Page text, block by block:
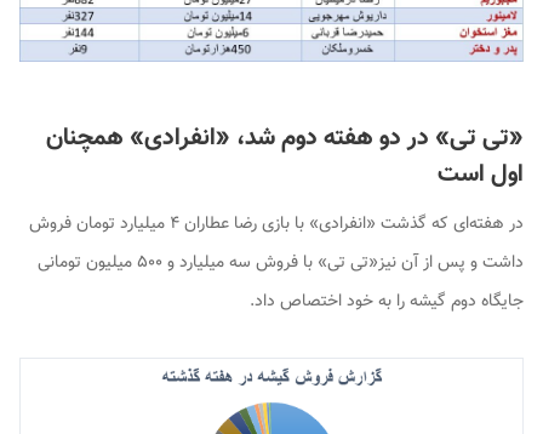
«تی تی» در دو هفته دوم شد، «انفرادی» همچنان
اول است
در هفته‌ای که گذشت «انفرادی» با بازی رضا عطاران ۴ میلیارد تومان فروش
داشت و پس از آن نیز«تی تی» با فروش سه میلیارد و ۵۰۰ میلیون تومانی
جایگاه دوم گیشه را به خود اختصاص داد.